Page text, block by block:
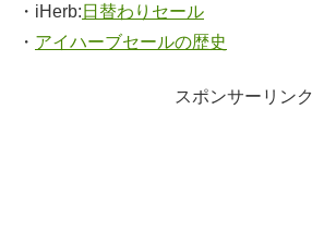
・iHerb: 日替わりセール
・ アイハーブセールの歴史
スポンサーリンク